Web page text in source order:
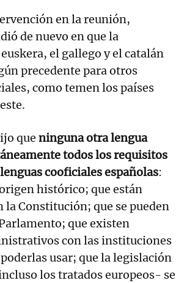
en la reunión,
de nuevo en que la
el gallego y el catalán
precedente para otros
como temen los países
que ninguna otra lengua
todos los requisitos
cooficiales españolas:
histórico; que están
la Constitución; que se pueden
que existen
con las instituciones
usar; que la legislación
los tratados europeos- se